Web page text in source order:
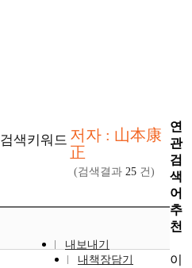
검색키워드 저자 : 山本康
正
(검색결과 25 건)
내보내기
내책장담기
연
관
검
색
어
추
천
이